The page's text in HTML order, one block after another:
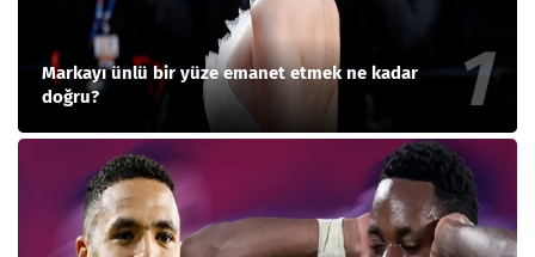
Markayı ünlü bir yüze emanet etmek ne kadar
doğru?